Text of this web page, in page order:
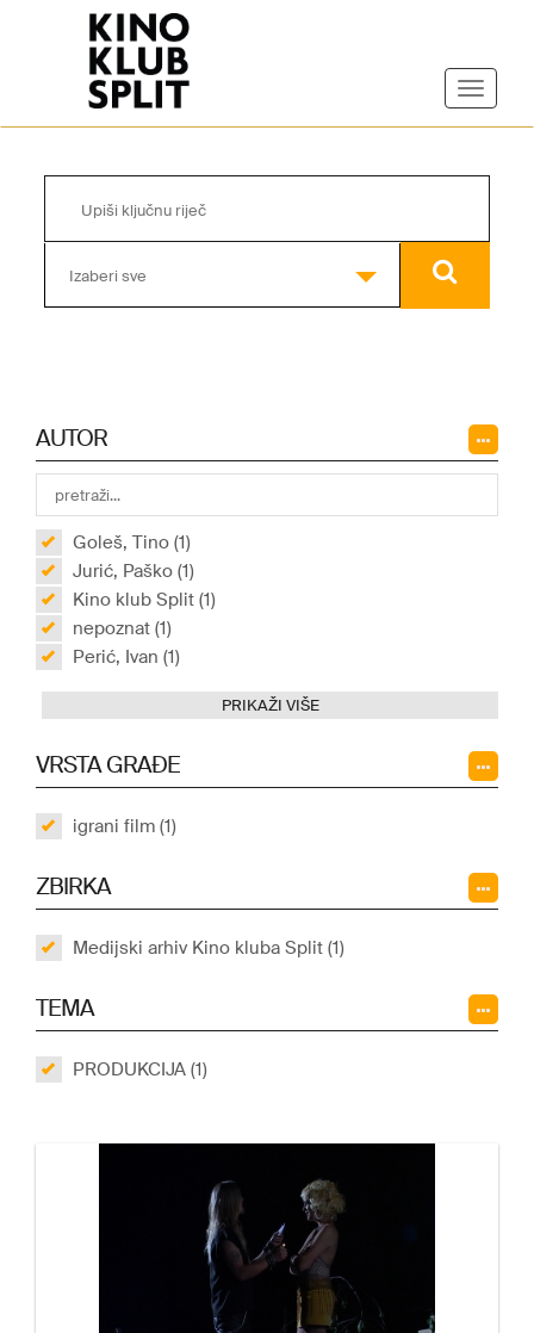
Izaberi sve
AUTOR
Goleš, Tino (1)
Jurić, Paško (1)
Kino klub Split (1)
nepoznat (1)
Perić, Ivan (1)
PRIKAŽI VIŠE
VRSTA GRAĐE
igrani film (1)
ZBIRKA
Medijski arhiv Kino kluba Split (1)
TEMA
PRODUKCIJA (1)